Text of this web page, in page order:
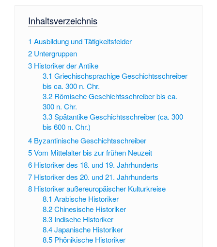
Inhaltsverzeichnis
1 Ausbildung und Tätigkeitsfelder
2 Untergruppen
3 Historiker der Antike
3.1 Griechischsprachige Geschichtsschreiber
bis ca. 300 n. Chr.
3.2 Römische Geschichtsschreiber bis ca.
300 n. Chr.
3.3 Spätantike Geschichtsschreiber (ca. 300
bis 600 n. Chr.)
4 Byzantinische Geschichtsschreiber
5Vom Mittelalter bis zur frühen Neuzeit
6 Historiker des 18. und 19. Jahrhunderts
7 Historiker des 20. und 21. Jahrhunderts
8 Historiker außereuropäischer Kulturkreise
8.1 Arabische Historiker
8.2 Chinesische Historiker
8.3 Indische Historiker
8.4 Japanische Historiker
8.5 Phönikische Historiker